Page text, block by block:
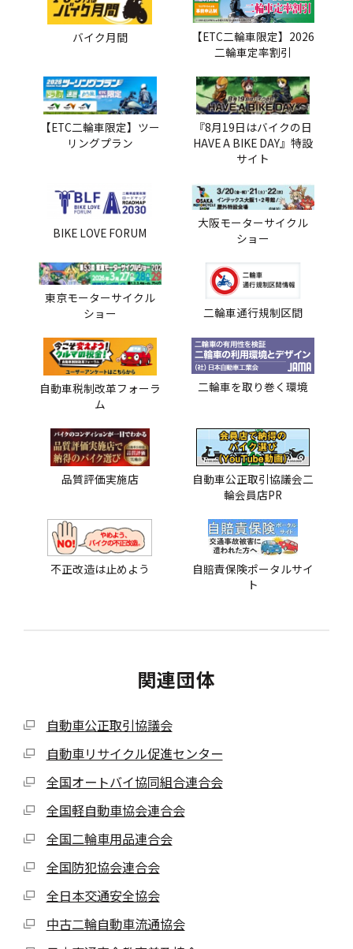
バイク月間
【ETC二輪車限定】2026
二輪車定率割引
【ETC二輪車限定】ツー
リングプラン
『8月19日はバイクの日
HAVE A BIKE DAY』特設
サイト
BIKE LOVE FORUM
大阪モーターサイクル
ショー
東京モーターサイクル
ショー
二輪車通行規制区間
自動車税制改革フォーラ
ム
二輪車を取り巻く環境
品質評価実施店
自動車公正取引協議会二
輪会員店PR
不正改造は止めよう
自賠責保険ポータルサイ
ト
関連団体
自動車公正取引協議会
自動車リサイクル促進センター
全国オートバイ協同組合連合会
全国軽自動車協会連合会
全国二輪車用品連合会
全国防犯協会連合会
全日本交通安全協会
中古二輪自動車流通協会